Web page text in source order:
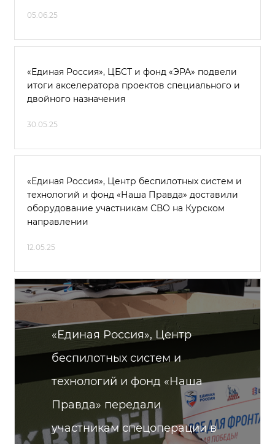
05.06.25
«Единая Россия», ЦБСТ и фонд «ЭРА» подвели
итоги акселератора проектов специального и
двойного назначения
30.05.25
«Единая Россия», Центр беспилотных систем и
технологий и фонд «Наша Правда» доставили
оборудование участникам СВО на Курском
направлении
12.05.25
«Единая Россия», Центр
беспилотных систем и
технологий и фонд «Наша
Правда» передали
участникам спецоперации в